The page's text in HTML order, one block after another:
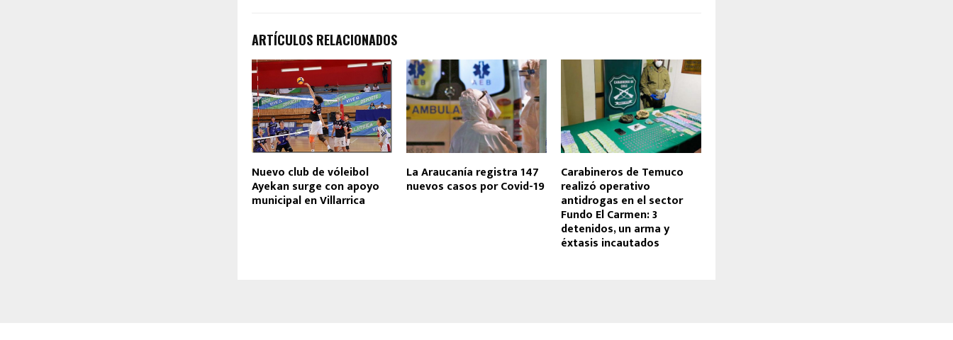
ARTÍCULOS RELACIONADOS
Nuevo club de vóleibol
Ayekan surge con apoyo
municipal en Villarrica
La Araucanía registra 147
nuevos casos por Covid-19
Carabineros de Temuco
realizó operativo
antidrogas en el sector
Fundo El Carmen: 3
detenidos, un arma y
éxtasis incautados